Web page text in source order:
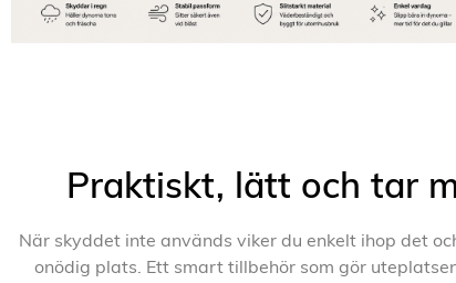
Praktiskt, lätt och tar
När skyddet inte används viker du enkelt ihop det
onödig plats. Ett smart tillbehör som gör